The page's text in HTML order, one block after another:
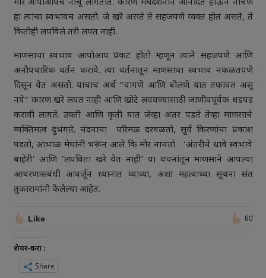
मोर आपोआपच नाचू लागतात. कारण मेघदर्शनाने आनंदित होऊन नाचणे
हा त्यांचा स्वभावच असतो. जे खरे असते ते सहजपणे व्यक्त होत असते, ते
कितीही लपविले तरी लपत नाही.
माणसाचा स्वभाव आपोआप प्रकट होतो म्हणून त्याने सहजपणे आणि
अनौपचारिक वर्तन करावे. त्या वर्तनातून माणसाचा स्वभाव नकळतपणे
दिसून येत असतो. याचाच अर्थ “वागणे आणि बोलणे यात तफावत असू
नये” कारण खरे लपत नाही आणि खोटे लपवण्यासाठी जाणीवपूर्वक धडपड
करावी लागते. उक्ती आणि कृती यात जेव्हा अंतर पडते तेव्हा माणसाचे
व्यक्तिमत्व दुभंगते. चंदनाचा परिमळ दरवळतो, सूर्य किरणांचा प्रकाश
पडतो, आभाळ मेघांनी भरून आले कि मोर नाचतो. ‘अंतरीचे धावे स्वभावे
बाहेरी’ आणि ‘लपविता खरे येत नाही’ या वचनांतून माणसाने आपल्या
आचरणासंबंधी आवर्जून ध्यानात घ्याव्या, अशा महत्वाच्या सूचना संत
तुकारामांनी केलेल्या आहेत.
Like 60
शेयर-करा :
Share